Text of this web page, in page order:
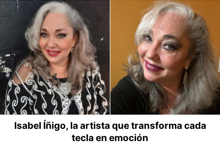
Isabel Íñigo, la artista que transforma cada
tecla en emoción